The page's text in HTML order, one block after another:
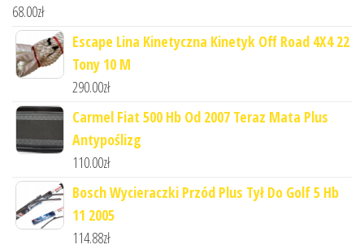
68.00zł
Escape Lina Kinetyczna Kinetyk Off Road 4X4 22
Tony 10 M
290.00zł
Carmel Fiat 500 Hb Od 2007 Teraz Mata Plus
Antypoślizg
110.00zł
Bosch Wycieraczki Przód Plus Tył Do Golf 5 Hb
11 2005
114.88zł